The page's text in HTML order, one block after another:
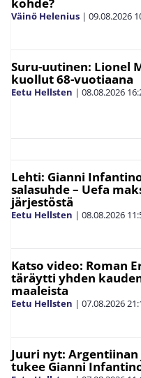
Väinö Helenius | 09.08.2026
Suru-uutinen: Lionel
kuollut 68-vuotiaana
Eetu Hellsten | 08.08.2026
Lehti: Gianni
salasuhde – Uefa
järjestöstä
Eetu Hellsten | 08.08.2026
Katso video: Roman
täräytti yhden
maaleista
Eetu Hellsten | 07.08.2026
Juuri nyt:
tukee Gianni